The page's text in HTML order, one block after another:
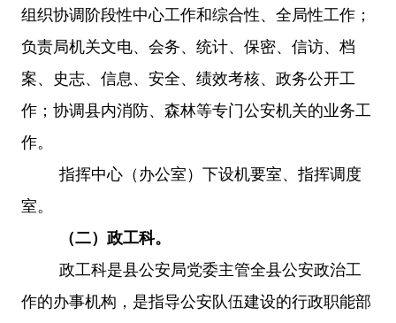
组织协调阶段性中心工作和综合性、全局性工作；
负责局机关文电、会务、统计、保密、信访、档
案、史志、信息、安全、绩效考核、政务公开工
作；协调县内消防、森林等专门公安机关的业务工
作。
指挥中心（办公室）下设机要室、指挥调度
室。
（二）政工科。
政工科是县公安局党委主管全县公安政治工
作的办事机构，是指导公安队伍建设的行政职能部